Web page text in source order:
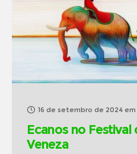
16 de setembro de 2024 em
Ecanos no Festival
Veneza